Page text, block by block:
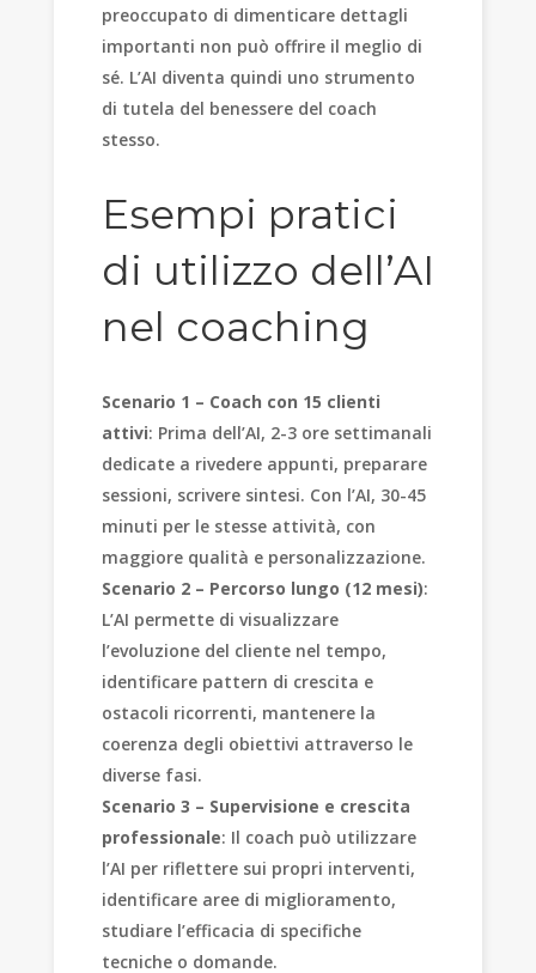
preoccupato di dimenticare dettagli
importanti non può offrire il meglio di
sé. L’AI diventa quindi uno strumento
di tutela del benessere del coach
stesso.
Esempi pratici
di utilizzo dell’AI
nel coaching
Scenario 1 – Coach con 15 clienti
attivi: Prima dell’AI, 2-3 ore settimanali
dedicate a rivedere appunti, preparare
sessioni, scrivere sintesi. Con l’AI, 30-45
minuti per le stesse attività, con
maggiore qualità e personalizzazione.
Scenario 2 – Percorso lungo (12 mesi):
L’AI permette di visualizzare
l’evoluzione del cliente nel tempo,
identificare pattern di crescita e
ostacoli ricorrenti, mantenere la
coerenza degli obiettivi attraverso le
diverse fasi.
Scenario 3 – Supervisione e crescita
professionale: Il coach può utilizzare
l’AI per riflettere sui propri interventi,
identificare aree di miglioramento,
studiare l’efficacia di specifiche
tecniche o domande.